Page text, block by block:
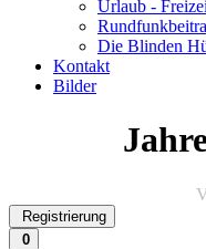
Urlaub -
Die Blinden
Kontakt
Bilder
Registrierung
0